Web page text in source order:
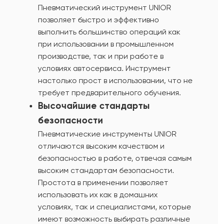
Пневматический инструмент UNIOR
позволяет быстро и эффективно
выполнить большинство операций как
при использовании в промышленном
производстве, так и при работе в
условиях автосервиса. Инструмент
настолько прост в использовании, что не
требует предварительного обучения.
Высочайшие стандарты
безопасности
Пневматические инструменты UNIOR
отличаются высоким качеством и
безопасностью в работе, отвечая самым
высоким стандартам безопасности.
Простота в применении позволяет
использовать их как в домашних
условиях, так и специалистами, которые
имеют возможность выбирать различные